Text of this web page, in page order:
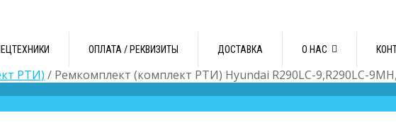
ОПЛАТА / РЕКВИЗИТЫ ДОСТАВКА О НАС
РТИ) / Ремкомплект (комплект РТИ) Hyundai R290LC-9,R290LC-